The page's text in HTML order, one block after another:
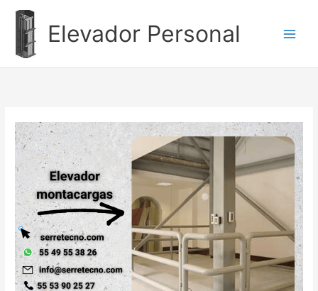
contenido
Elevador Personal